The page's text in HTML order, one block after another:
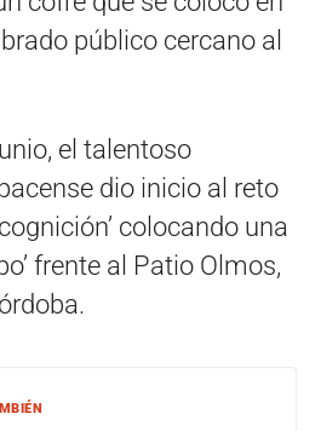
público cercano al
el talentoso
dio inicio al reto
colocando una
frente al Patio Olmos,